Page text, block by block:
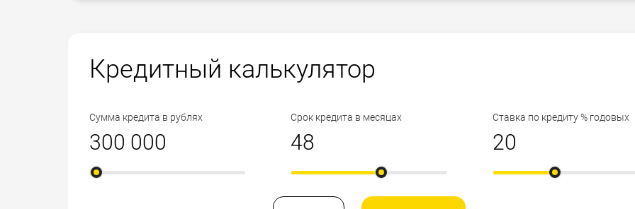
Кредитный калькулятор
Сумма кредита в рублях Срок кредита в месяцах Ставка по кредиту % годовых